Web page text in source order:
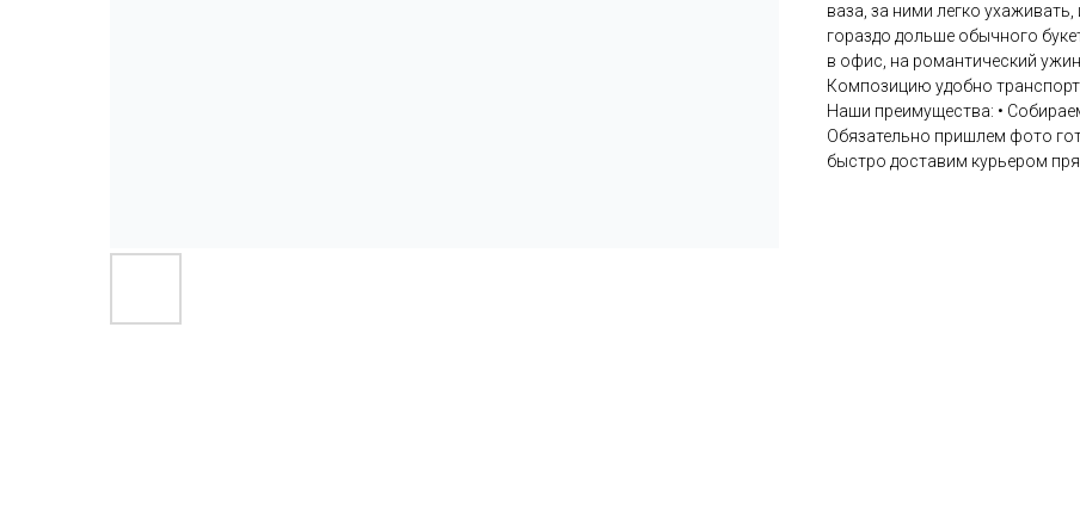
ваза, за ними легко
гораздо дольше обычного
в офис, на романтический
Композицию удобно
Наши преимущества: •
Обязательно пришлем фото
быстро доставим курьером